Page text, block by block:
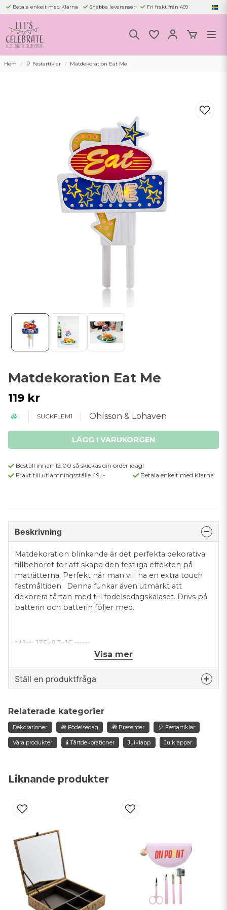
Betala enkelt med Klarna Snabba leveranser Fri frakt från 499
Hem 🎈 Festartiklar Matdekoration Eat Me
Matdekoration Eat Me
119 kr
SUCKFLEM1 Ohlsson & Lohaven
LÄGG I VARUKORGEN
Beställ innan 12.00 så skickas din order idag!
Frakt till utlämningsställe 49 :-
Betala enkelt med Klarna
Liknande produkter
Beskrivning
Matdekoration blinkande är det perfekta dekorativa
tillbehöret för att skapa den festliga effekten på
maträtterna. Perfekt när man vill ha en extra touch
festmåltiden. Denna funkar även utmärkt att
dekorera tårtan med till födelsedagskalaset. Drivs på
batterin och batterin följer med.
Mått: 135x87x15 mm
Visa mer
Ställ en produktfråga
Fråga oss något om denna produkten...
Ja, ni får publicera min fråga
Relaterade kategorier
Dekorationer 🎁 Födelsedag 🎁 Presenter 🎈 Festartiklar
Våra produkter 🕯️ Tårtdekorationer Julklapp Julklappar